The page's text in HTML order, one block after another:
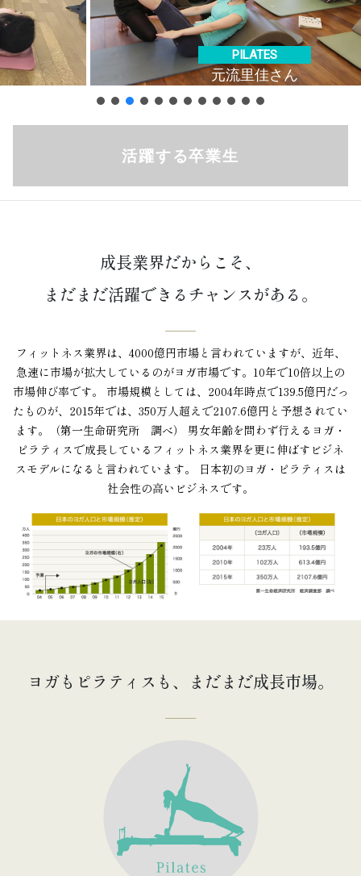
YOGA
山口 裕子さん
活躍する卒業生
成長業界だからこそ、
まだまだ活躍できるチャンスがある。
フィットネス業界は、4000億円市場と言われていますが、近年、
急速に市場が拡大しているのがヨガ市場です。10年で10倍以上の
市場伸び率です。 市場規模としては、2004年時点で139.5億円だっ
たものが、2015年では、350万人超えで2107.6億円と予想されてい
ます。（第一生命研究所 調べ） 男女年齢を問わず行えるヨガ・
ピラティスで成長しているフィットネス業界を更に伸ばすビジネ
スモデルになると言われています。 日本初のヨガ・ピラティスは
社会性の高いビジネスです。
ヨガもピラティスも、まだまだ成長市場。